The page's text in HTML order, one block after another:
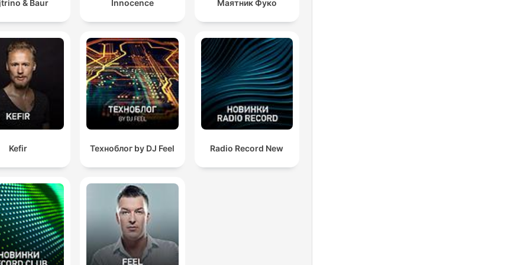
& Baur Innocence Маятник Фуко
Kefir Техноблог by DJ Feel Radio Record New